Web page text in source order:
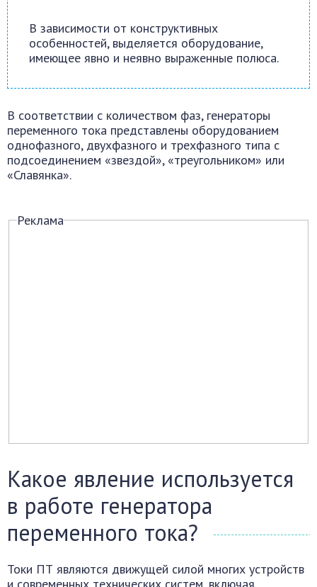
В зависимости от конструктивных
особенностей, выделяется оборудование,
имеющее явно и неявно выраженные полюса.
В соответствии с количеством фаз, генераторы
переменного тока представлены оборудованием
однофазного, двухфазного и трехфазного типа с
подсоединением «звездой», «треугольником» или
«Славянка».
Реклама
Какое явление используется
в работе генератора
переменного тока?
Токи ПТ являются движущей силой многих устройств
и современных технических систем, включая